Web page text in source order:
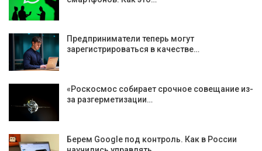
Предприниматели теперь могут
зарегистрироваться в качестве…
«Роскосмос собирает срочное совещание из-
за разгерметизации…
Берем Google под контроль. Как в России